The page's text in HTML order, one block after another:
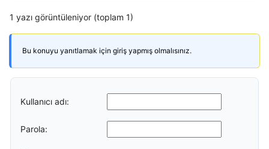
1 yazı görüntüleniyor (toplam 1)
Bu konuyu yanıtlamak için giriş yapmış olmalısınız.
Kullanıcı adı:
Parola: